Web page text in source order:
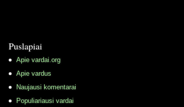
Puslapiai
Apie vardai.org
Apie vardus
Naujausi komentarai
Populiariausi vardai